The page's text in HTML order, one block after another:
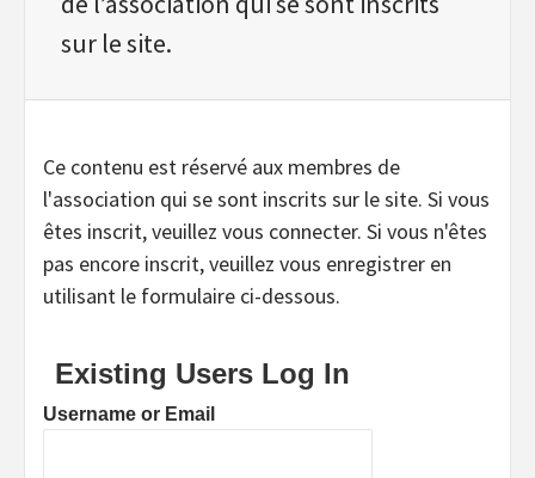
sur le site.
Ce contenu est réservé aux membres de
l'association qui se sont inscrits sur le site. Si vous
êtes inscrit, veuillez vous connecter. Si vous n'êtes
pas encore inscrit, veuillez vous enregistrer en
utilisant le formulaire ci-dessous.
Existing Users Log In
Username or Email